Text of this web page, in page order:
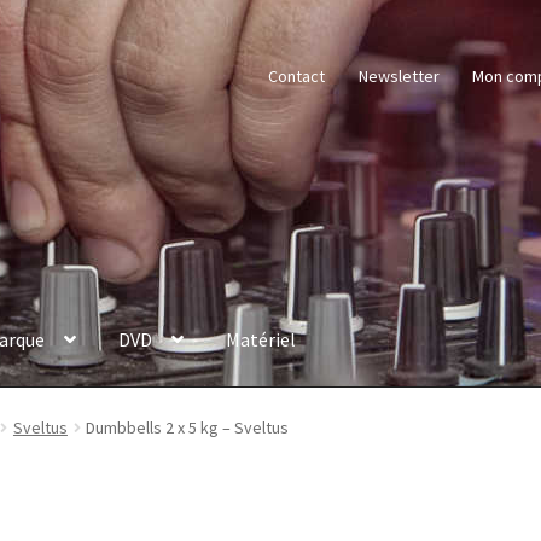
Contact Newsletter Mon
DVD Matériel
Sveltus Dumbbells 2 x 5 kg – Sveltus